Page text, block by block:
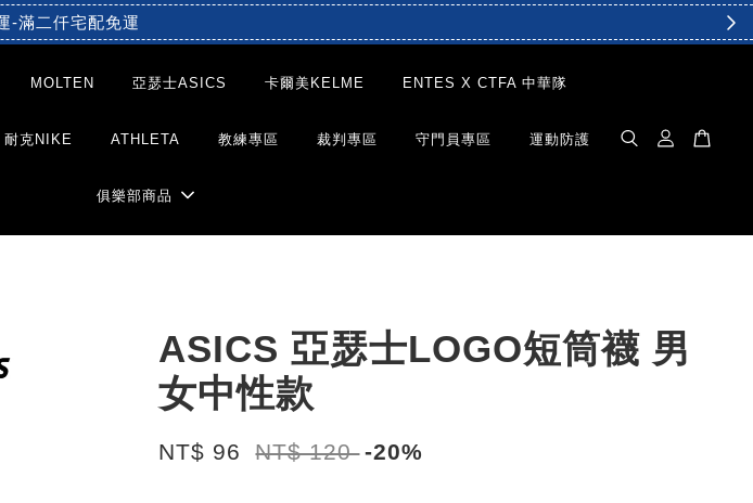
-滿二仟宅配免運
MOLTEN 亞瑟士ASICS 卡爾美KELME ENTES X CTFA 中華隊
耐克NIKE ATHLETA 教練專區 裁判專區 守門員專區 運動防護
俱樂部商品
ASICS 亞瑟士LOGO短筒襪 男
女中性款
NT$ 96 NT$ 120 -20%